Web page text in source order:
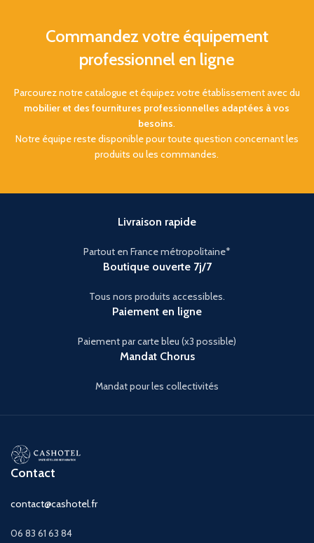
Commandez votre équipement
professionnel en ligne
Parcourez notre catalogue et équipez votre établissement avec du
mobilier et des fournitures professionnelles adaptées à vos
besoins.
Notre équipe reste disponible pour toute question concernant les
produits ou les commandes.
Livraison rapide
Partout en France métropolitaine*
Boutique ouverte 7j/7
Tous nors produits accessibles.
Paiement en ligne
Paiement par carte bleu (x3 possible)
Mandat Chorus
Mandat pour les collectivités
Contact
contact@cashotel.fr
06 83 61 63 84